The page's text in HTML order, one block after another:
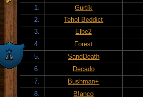
1.
Gurtík
2.
Tehol Beddict
3.
Elbe2
4.
Forest
5.
SandDeath
6.
Decado
7.
Bushman+
8.
B!anco